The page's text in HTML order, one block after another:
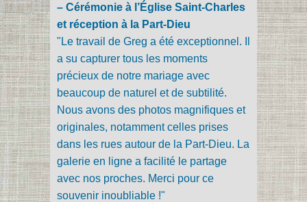
– Cérémonie à l’Église Saint-Charles
et réception à la Part-Dieu
"Le travail de Greg a été exceptionnel. Il
a su capturer tous les moments
précieux de notre mariage avec
beaucoup de naturel et de subtilité.
Nous avons des photos magnifiques et
originales, notamment celles prises
dans les rues autour de la Part-Dieu. La
galerie en ligne a facilité le partage
avec nos proches. Merci pour ce
souvenir inoubliable !"